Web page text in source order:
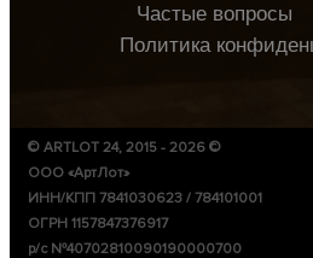
Частые вопросы
Политика
© ARTLOT 24, 2015 - 2026 ©
ООО «АртЛот»
ИНН/КПП 7841030623 / 784101001
ОГРН 1157847376917
р/с №40702810090190000700